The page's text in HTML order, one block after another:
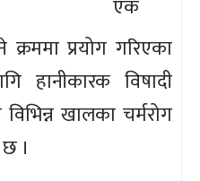
एक
प्रयोग गरिएका
हानीकारक विषादी
खालका चर्मरोग
।